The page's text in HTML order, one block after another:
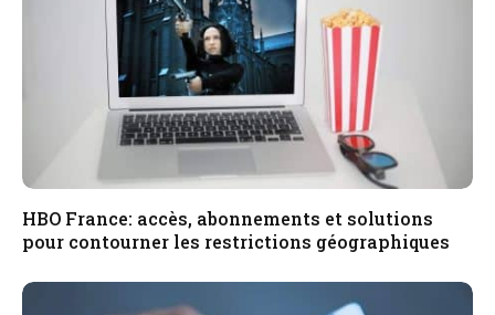
HBO France: accès, abonnements et solutions
pour contourner les restrictions géographiques